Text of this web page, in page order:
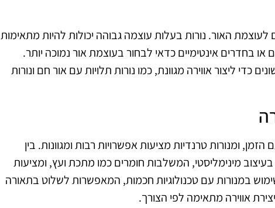
האור. נורות בעלות עוצמה גבוהה יכולות להיות מתאימות
בחדרים אינטימיים כדאי לבחור בעוצמת אור נמוכה יותר.
כדי ליצור אווירה מגוונת, כמו נורות תלויות עם אור חם ונורות
ומנורות טרנדיות מציעות אפשרויות רבות ומגוונות. בין
מינימליסטי, המשלבות חומרים כמו מתכת ועץ, ומציעות
במנורות עם טכנולוגיות חכמות, המאפשרות לשלוט בתאורה
אווירה מתאימה לפי הצורך.